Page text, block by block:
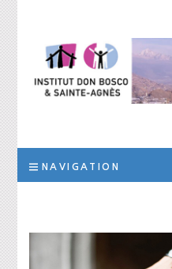
Bosco
scolarisés dans les filières
NAVIGATION